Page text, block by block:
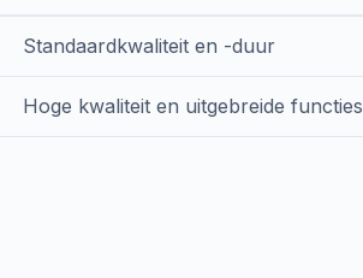
Standaardkwaliteit en -duur
Hoge kwaliteit en uitgebreide functies